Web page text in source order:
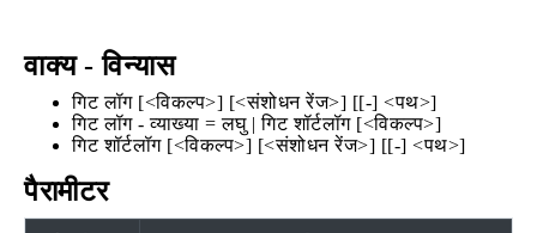
वाक्य - विन्यास
गिट लॉग [<विकल्प>] [<संशोधन रेंज>] [[-] <पथ>]
गिट लॉग - व्याख्या = लघु | गिट शॉर्टलॉग [<विकल्प>]
गिट शॉर्टलॉग [<विकल्प>] [<संशोधन रेंज>] [[-] <पथ>]
पैरामीटर